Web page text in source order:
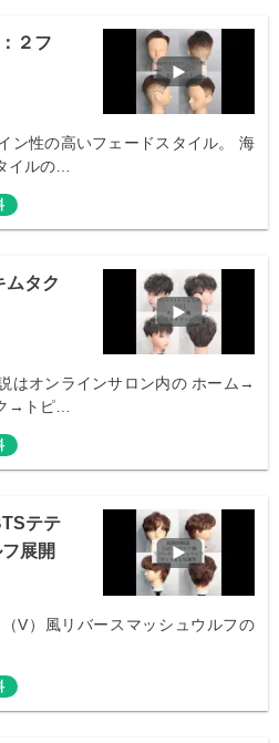
２フ
ン性の高いフェードスタイル。 海
イルの…
ムタク
はオンラインサロン内の ホーム→
→トピ…
テテ
展開
V）風リバースマッシュウルフの